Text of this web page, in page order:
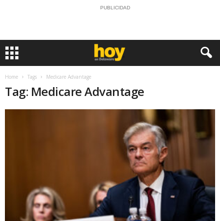
PUBLICIDAD
Home Tags Medicare Advantage
Tag: Medicare Advantage